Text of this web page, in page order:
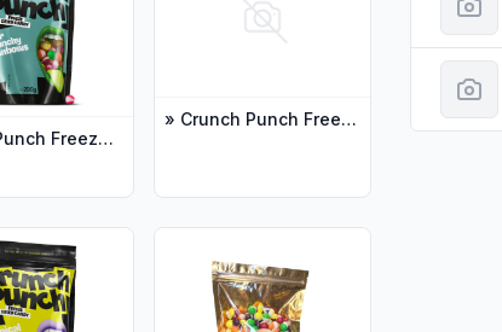
Crunch Punch Freeze-Dried Sour Crunchy Rainbows 200 g
» Crunch Punch Freeze-Dried Crunchy Rainbows 200 g (100% off)
200 g"
Punch Freeze-Dried Tropical Burst 150 g (100% off)"
for produktet "Crunch Punch Freeze-Dried